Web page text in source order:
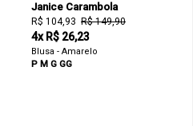
Janice Carambola
R$ 104,93 R$ 149,90
4x R$ 26,23
Blusa - Amarelo
P M G GG